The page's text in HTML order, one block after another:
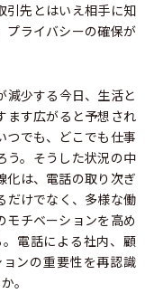
引先とはいえ相手に知
プライバシーの確保が
少する今日、生活と
ます広がると予想され
つでも、どこでも仕事
う。そうした状況の中
化は、電話の取り次ぎ
だけでなく、多様な働
モチベーションを高め
電話による社内、顧
ンの重要性を再認識
。